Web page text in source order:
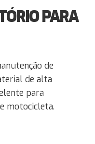
PARA
de
de alta
para
motocicleta.